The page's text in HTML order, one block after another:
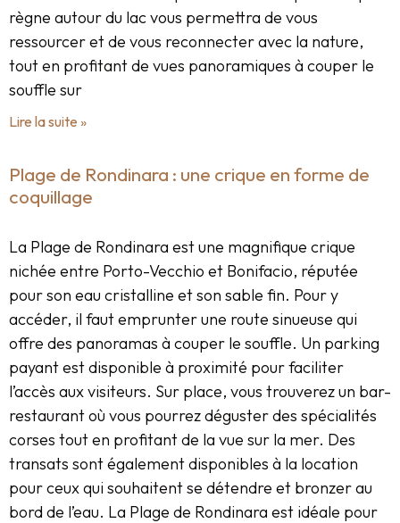
règne autour du lac vous permettra de vous
ressourcer et de vous reconnecter avec la nature,
tout en profitant de vues panoramiques à couper le
souffle sur
Lire la suite »
Plage de Rondinara : une crique en forme de
coquillage
La Plage de Rondinara est une magnifique crique
nichée entre Porto-Vecchio et Bonifacio, réputée
pour son eau cristalline et son sable fin. Pour y
accéder, il faut emprunter une route sinueuse qui
offre des panoramas à couper le souffle. Un parking
payant est disponible à proximité pour faciliter
l’accès aux visiteurs. Sur place, vous trouverez un bar-
restaurant où vous pourrez déguster des spécialités
corses tout en profitant de la vue sur la mer. Des
transats sont également disponibles à la location
pour ceux qui souhaitent se détendre et bronzer au
bord de l’eau. La Plage de Rondinara est idéale pour